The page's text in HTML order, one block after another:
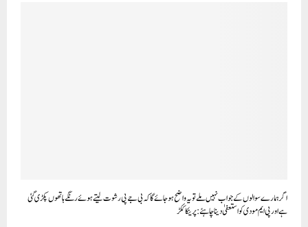
اگر ہمارے سوالوں کے جواب نہیں ملے تو یہ واضح ہو جائے گا کہ بی جے پی رشوت لیتے ہوئے رنگے ہاتھوں پکڑی گئی
ہے اور پی ایم مودی کو استعفیٰ دینا چاہئے: پرینکا ککڑ